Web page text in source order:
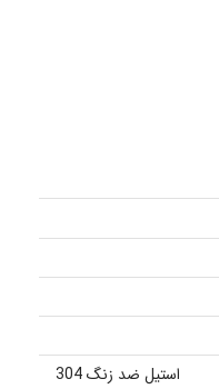
استیل ضد زنگ 304